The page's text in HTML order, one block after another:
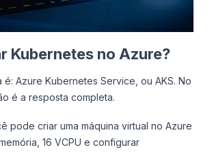
Kubernetes no Azure?
é: Azure Kubernetes Service, ou AKS. No
é a resposta completa.
pode criar uma máquina virtual no Azure
16 VCPU e configurar